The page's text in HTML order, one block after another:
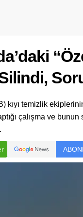
kıyı temizlik
çalışma ve